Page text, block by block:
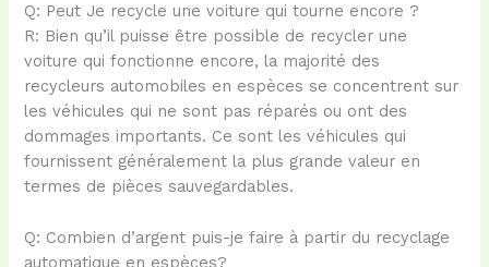
Q: Peut Je recycle une voiture qui tourne encore ?
R: Bien qu’il puisse être possible de recycler une
voiture qui fonctionne encore, la majorité des
recycleurs automobiles en espèces se concentrent sur
les véhicules qui ne sont pas réparés ou ont des
dommages importants. Ce sont les véhicules qui
fournissent généralement la plus grande valeur en
termes de pièces sauvegardables.
Q: Combien d’argent puis-je faire à partir du recyclage
automatique en espèces?